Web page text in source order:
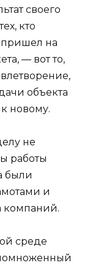
своего
кто
на
— вот то,
объекта
новому.
не
работы
были
и
компаний.
среде